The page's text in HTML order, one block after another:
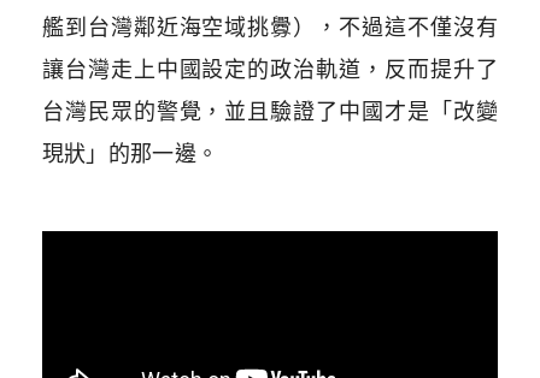
艦到台灣鄰近海空域挑釁），不過這不僅沒有
讓台灣走上中國設定的政治軌道，反而提升了
台灣民眾的警覺，並且驗證了中國才是「改變
現狀」的那一邊。